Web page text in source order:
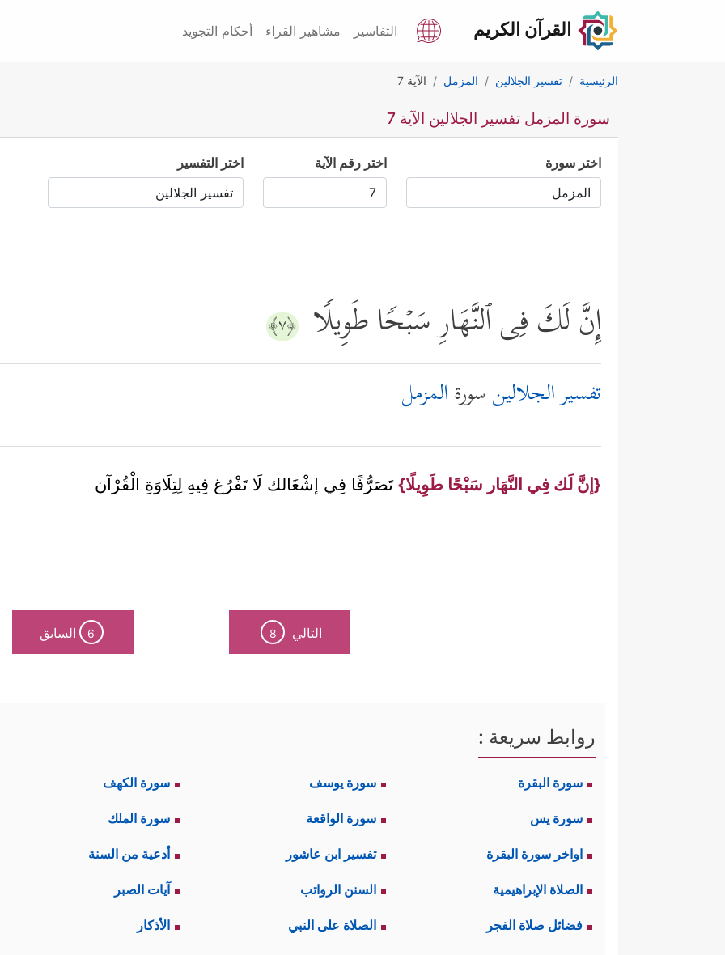
القرآن الكريم التفاسير مشاهير القراء أحكام التجويد
الرئيسية تفسير الجلالين المزمل الآية 7
سورة المزمل تفسير الجلالين الآية 7
اختر سورة اختر رقم الآية اختر التفسير
إِنَّ لَكَ فِی ٱلنَّهَارِ سَبۡحࣰا طَوِیلࣰا ﴿٧﴾
تفسير الجلالين سورةالمزمل
{إنَّ لَك فِي النَّهَار سَبْحًا طَوِيلًا} تَصَرُّفًا فِي إشْغَالك لَا تَفْرُغ فِيهِ لِتِلَاوَةِ الْقُرْآن
التالي 8
6 السابق
روابط سريعة :
سورة البقرة سورة يوسف سورة الكهف
سورة يس سورة الواقعة سورة الملك
اواخر سورة البقرة تفسير ابن عاشور أدعية من السنة
الصلاة الإبراهيمية السنن الرواتب آيات الصبر
فضائل صلاة الفجر الصلاة على النبي الأذكار